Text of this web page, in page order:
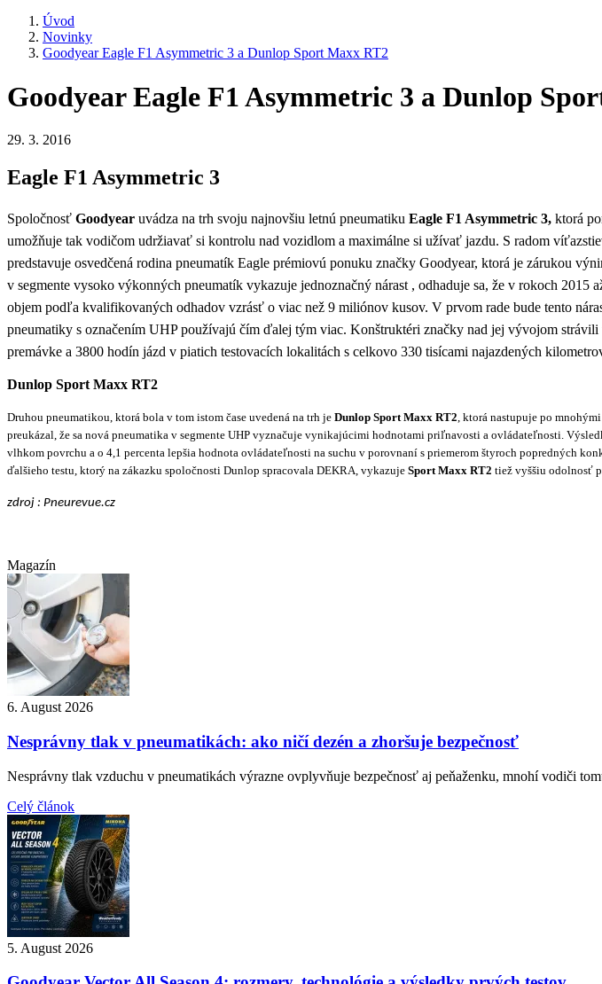
Úvod
Novinky
Goodyear Eagle F1 Asymmetric 3 a Dunlop Sport Maxx RT2
Goodyear Eagle F1 Asymmetric 3 a Dunlop
29. 3. 2016
Eagle F1 Asymmetric 3
Spoločnosť Goodyear uvádza na trh svoju najnovšiu letnú pneumatiku Eagle F1 Asymmetric 3, ktorá
umožňuje tak vodičom udržiavať si kontrolu nad vozidlom a maximálne si užívať jazdu. S radom
predstavuje osvedčená rodina pneumatík Eagle prémiovú ponuku značky Goodyear, ktorá je zárukou
v segmente vysoko výkonných pneumatík vykazuje jednoznačný nárast , odhaduje sa, že v rokoch
objem podľa kvalifikovaných odhadov vzrásť o viac než 9 miliónov kusov. V prvom rade bude tento
pneumatiky s označením UHP používajú čím ďalej tým viac. Konštruktéri značky nad jej vývojom
premávke a 3800 hodín jázd v piatich testovacích lokalitách s celkovo 330 tisícami najazdených
Dunlop Sport Maxx RT2
Druhou pneumatikou, ktorá bola v tom istom čase uvedená na trh je Dunlop Sport Maxx RT2, ktorá nastupuje po
preukázal, že sa nová pneumatika v segmente UHP vyznačuje vynikajúcimi hodnotami priľnavosti a ovládateľnosti.
vlhkom povrchu a o 4,1 percenta lepšia hodnota ovládateľnosti na suchu v porovnaní s priemerom štyroch popredných
ďalšieho testu, ktorý na zákazku spoločnosti Dunlop spracovala DEKRA, vykazuje Sport Maxx RT2 tiež vyššiu odolnosť
zdroj : Pneurevue.cz
Magazín
6. August 2026
Nesprávny tlak v pneumatikách: ako ničí dezén a zhoršuje bezpečnosť
Nesprávny tlak vzduchu v pneumatikách výrazne ovplyvňuje bezpečnosť aj peňaženku, mnohí vodiči
Celý článok
5. August 2026